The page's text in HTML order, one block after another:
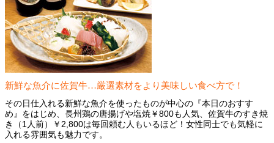
新鮮な魚介に佐賀牛…厳選素材をより美味しい食べ方で！
その日仕入れる新鮮な魚介を使ったものが中心の『本日のおすす
め』をはじめ、長州鶏の唐揚げや塩焼￥800も人気、佐賀牛のすき焼
き（1人前）￥2,800は毎回頼む人もいるほど！女性同士でも気軽に
入れる雰囲気も魅力です。